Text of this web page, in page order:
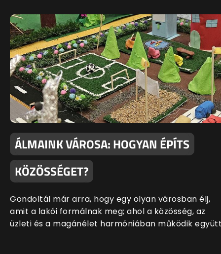
ÁLMAINK VÁROSA: HOGYAN ÉPÍTS
KÖZÖSSÉGET?
Gondoltál már arra, hogy egy olyan városban élj,
amit a lakói formálnak meg; ahol a közösség, az
üzleti és a magánélet harmóniában működik